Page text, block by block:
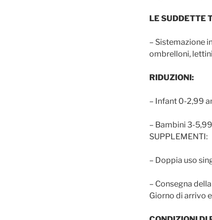
LE SUDDETTE
– Sistemazione
ombrelloni,
RIDUZIONI:
– Infant 0-2,99
– Bambini 3-
SUPPLEMENTI:
– Doppia uso
– Consegna
Giorno di arrivo